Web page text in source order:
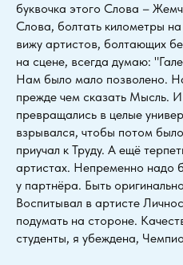
буквочка этого Слова –
Слова, болтать километры
вижу артистов, болтающих
на сцене, всегда думаю:
Нам было мало позволено.
прежде чем сказать Мысль.
превращались в целые
взрывался, чтобы потом
приучал к Труду. А ещё
артистах. Непременно надо
у партнёра. Быть
Воспитывал в артисте
подумать на стороне.
студенты, я убеждена,